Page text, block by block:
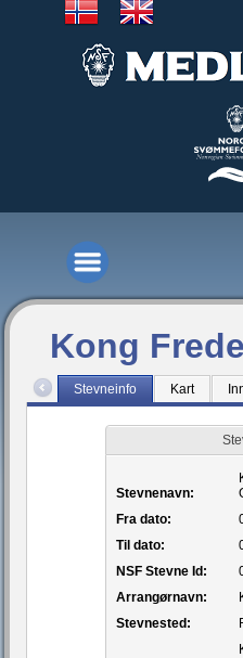
Kong
Stevneinfo Kart
Stevnenavn:
Fra dato:
Til dato:
NSF Stevne Id:
Arrangørnavn:
Stevnested: